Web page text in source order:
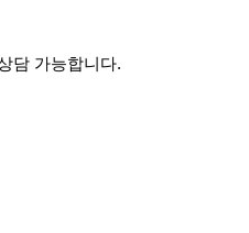
담 가능합니다.